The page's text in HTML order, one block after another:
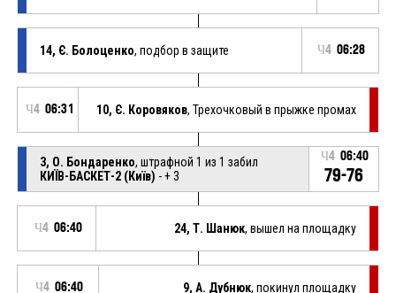
14, Є. Болоценко, подбор в защите Ч4 06:28
Ч4 06:31 10, Є. Коровяков, Трехочковый в прыжке промах
3, О. Бондаренко, штрафной 1 из 1 забил
КИЇВ-БАСКЕТ-2 (Київ) - + 3
Ч4 06:40
79-76
Ч4 06:40 24, Т. Шанюк, вышел на площадку
Ч4 06:40 9, А. Дубнюк, покинул площадку